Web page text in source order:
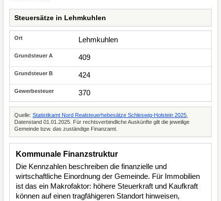
Steuersätze in Lehmkuhlen
Lehmkuhlen
409
424
370
Quelle: Statistikamt Nord Realsteuerhebesätze Schleswig-Holstein 2025
Datenstand 01.01.2025. Für rechtsverbindliche Auskünfte gilt die jeweilige
Gemeinde bzw. das zuständige Finanzamt.
Kommunale Finanzstruktur
Die Kennzahlen beschreiben die finanzielle und
wirtschaftliche Einordnung der Gemeinde. Für Immobilien
ist das ein Makrofaktor: höhere Steuerkraft und Kaufkraft
können auf einen tragfähigeren Standort hinweisen,